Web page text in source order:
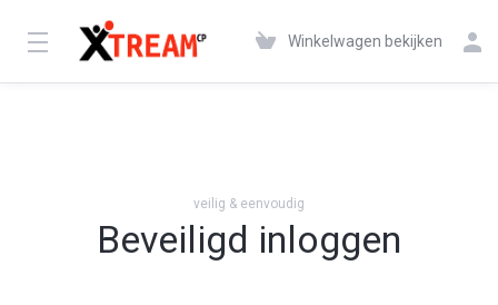
Winkelwagen bekijken
veilig & eenvoudig
Beveiligd inloggen